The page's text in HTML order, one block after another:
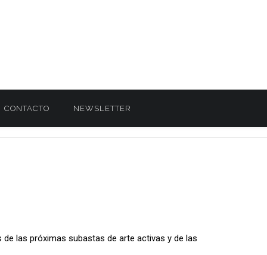
CONTACTO NEWSLETTER
las próximas subastas de arte activas y de las